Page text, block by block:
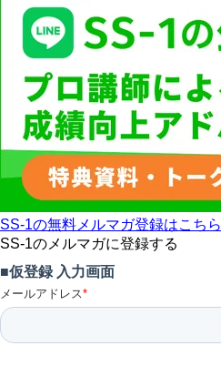
SS-1の無料メルマガ登録はこちら
SS-1のメルマガに登録する